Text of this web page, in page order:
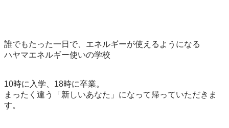
誰でもたった一日で、エネルギーが使えるようになる
ハヤマエネルギー使いの学校
10時に入学、18時に卒業。
まったく違う「新しいあなた」になって帰っていただきま
す。